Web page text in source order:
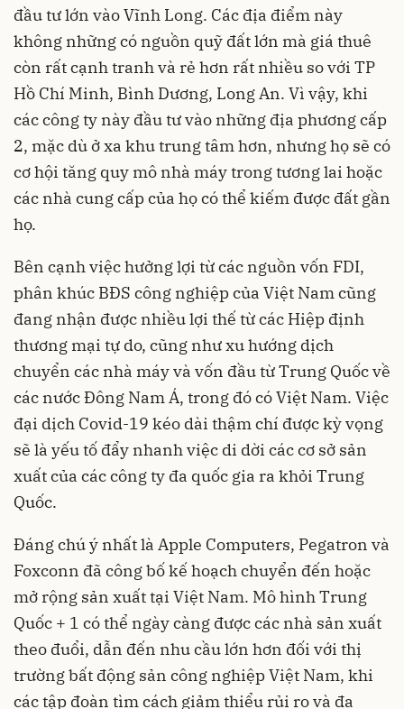
đầu tư lớn vào Vĩnh Long. Các địa điểm này
không những có nguồn quỹ đất lớn mà giá thuê
còn rất cạnh tranh và rẻ hơn rất nhiều so với TP
Hồ Chí Minh, Bình Dương, Long An. Vì vậy, khi
các công ty này đầu tư vào những địa phương cấp
2, mặc dù ở xa khu trung tâm hơn, nhưng họ sẽ có
cơ hội tăng quy mô nhà máy trong tương lai hoặc
các nhà cung cấp của họ có thể kiếm được đất gần
họ.
Bên cạnh việc hưởng lợi từ các nguồn vốn FDI,
phân khúc BĐS công nghiệpcủa Việt Nam cũng
đang nhận được nhiều lợi thế từ các Hiệp định
thương mại tự do, cũng như xu hướng dịch
chuyển các nhà máy và vốn đầu từ Trung Quốc về
các nước Đông Nam Á, trong đó có Việt Nam. Việc
đại dịch Covid-19 kéo dài thậm chí được kỳ vọng
sẽ là yếu tố đẩy nhanh việc di dời các cơ sở sản
xuất của các công ty đa quốc gia ra khỏi Trung
Quốc.
Đáng chú ý nhất là Apple Computers, Pegatron và
Foxconn đã công bố kế hoạch chuyển đến hoặc
mở rộng sản xuất tại Việt Nam. Mô hình Trung
Quốc + 1 có thể ngày càng được các nhà sản xuất
theo đuổi, dẫn đến nhu cầu lớn hơn đối với thị
trường bất động sản công nghiệp Việt Nam, khi
các tập đoàn tìm cách giảm thiểu rủi ro và đa